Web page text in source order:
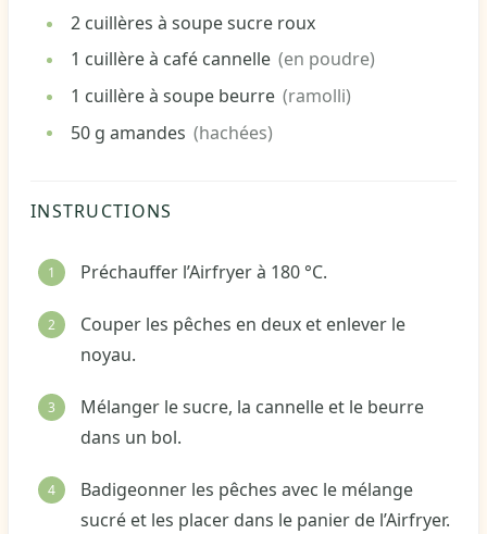
2 cuillères à soupesucre roux
1 cuillère à café cannelle (en poudre)
1 cuillère à soupe beurre (ramolli)
50 g amandes (hachées)
INSTRUCTIONS
Préchauffer l’Airfryer à 180 °C.
Couper les pêches en deux et enlever le
noyau.
Mélanger le sucre, la cannelle et le beurre
dans un bol.
Badigeonner les pêches avec le mélange
sucré et les placer dans le panier de l’Airfryer.